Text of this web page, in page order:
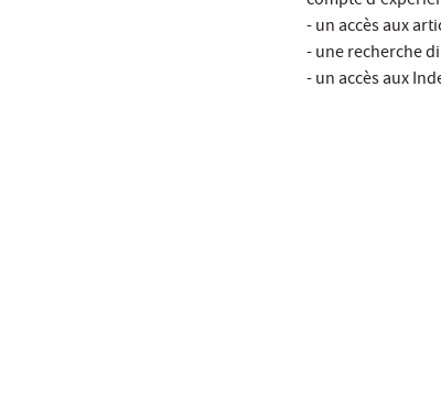
- un accès aux
- une recherche
- un accès aux